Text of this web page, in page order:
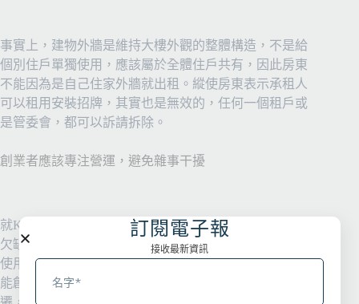
事實上，建物外牆是維持大樓外觀的整體構造，不是給
個別住戶單獨使用，應該屬於全體住戶共有，因此房東
不能因為是自己住家外牆就出租。縱使房東表示承租人
可以租用安裝招牌，其實也是無效的，任何一個租戶或
是管委會，都可以訴請拆除。
創業者應該專注營運，避免雜事干擾
就Kent的例子來說，找人疏通不是解決之道，重點在於
欠缺完整考慮導致後患無窮。雖然違建區域也不是不能
使用，但終究是違規使用，一旦發生後就永遠存在，可
能創業者日日夜夜都要處理，相對困擾。若要放棄或搬
訂閱電子報
接收最新資訊